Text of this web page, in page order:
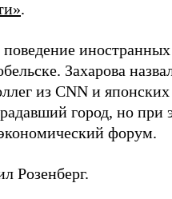
.
Захарова
из CNN и
город, но при
форум.
Розенберг.